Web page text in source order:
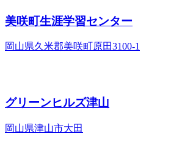
美咲町生涯学習センター
岡山県久米郡美咲町原田3100-1
グリーンヒルズ津山
岡山県津山市大田